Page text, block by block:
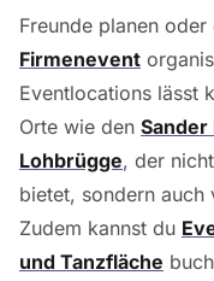
Freunde planen oder
Firmenevent
Eventlocations lässt
Orte wie den
Lohbrügge, der
bietet, sondern auch
Zudem kannst du
und Tanzfläche